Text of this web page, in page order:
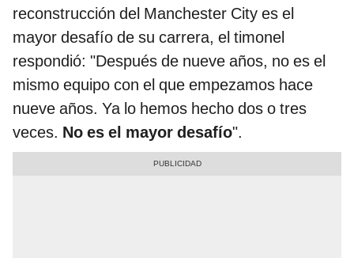
reconstrucción del Manchester City es el
mayor desafío de su carrera, el timonel
respondió: "Después de nueve años, no es el
mismo equipo con el que empezamos hace
nueve años. Ya lo hemos hecho dos o tres
veces. No es el mayor desafío".